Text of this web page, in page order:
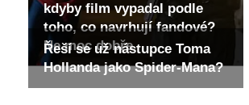
kdyby film vypadal podle
toho, co navrhují fandové?
Ne moc dobře
Řeší se už nástupce Toma
Hollanda jako Spider-Mana?